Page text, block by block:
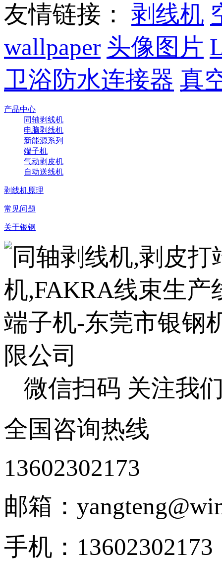
友情链接： 剥线机
wallpaper 头像图片
卫浴防水连接器 真
产品中心
同轴剥线机
电脑剥线机
新能源系列
端子机
气动剥皮机
自动送线机
剥线机原理
常见问题
关于银钢
微信扫码 关注我
全国咨询热线
13602302173
邮箱：
手机：13602302173